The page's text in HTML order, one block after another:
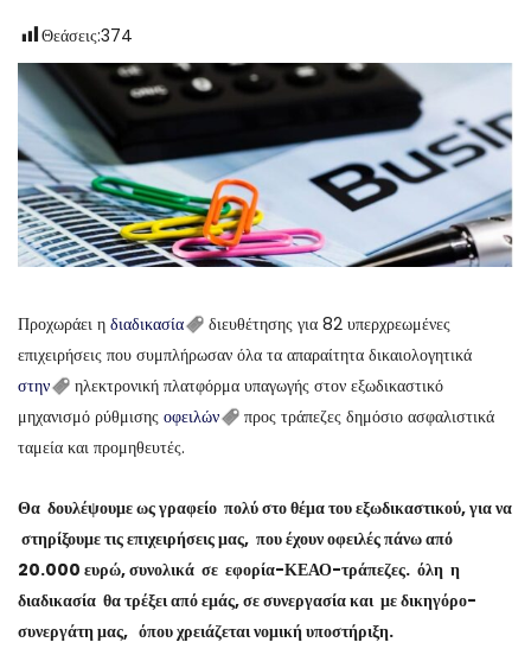
Θεάσεις:374
Προχωράει η διαδικασία
διευθέτησης για 82 υπερχρεωμένες
επιχειρήσεις που συμπλήρωσαν όλα τα απαραίτητα δικαιολογητικά
στην
ηλεκτρονική πλατφόρμα υπαγωγής στον εξωδικαστικό
μηχανισμό ρύθμισης οφειλών
προς τράπεζες δημόσιο ασφαλιστικά
ταμεία και προμηθευτές.
Θα δουλέψουμε ως γραφείο πολύ στο θέμα του εξωδικαστικού, για να
στηρίξουμε τις επιχειρήσεις μας, που έχουν οφειλές πάνω από
20.000 ευρώ, συνολικά σε εφορία-ΚΕΑΟ-τράπεζες. όλη η
διαδικασία θα τρέξει από εμάς, σε συνεργασία και με δικηγόρο-
συνεργάτη μας, όπου χρειάζεται νομική υποστήριξη.